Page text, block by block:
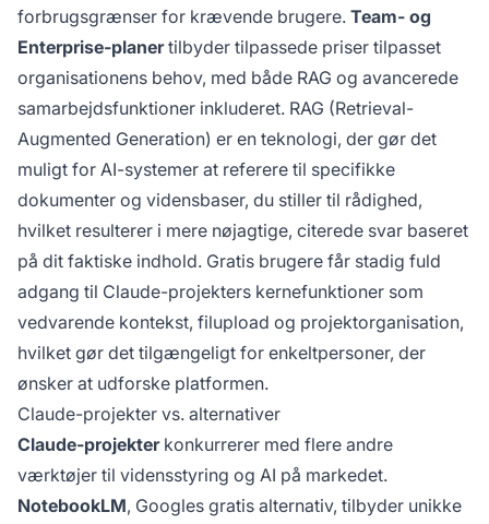
forbrugsgrænser for krævende brugere. Team- og
Enterprise-planertilbyder tilpassede priser tilpasset
organisationens behov, med både RAG og avancerede
samarbejdsfunktioner inkluderet. RAG (Retrieval-
Augmented Generation) er en teknologi, der gør det
muligt for AI-systemer at referere til specifikke
dokumenter og vidensbaser, du stiller til rådighed,
hvilket resulterer i mere nøjagtige, citerede svar baseret
på dit faktiske indhold. Gratis brugere får stadig fuld
adgang til Claude-projekters kernefunktioner som
vedvarende kontekst, filupload og projektorganisation,
hvilket gør det tilgængeligt for enkeltpersoner, der
ønsker at udforske platformen.
Claude-projekter vs. alternativer
Claude-projekterkonkurrerer med flere andre
værktøjer til vidensstyring og AI på markedet.
NotebookLM, Googles gratis alternativ, tilbyder unikke